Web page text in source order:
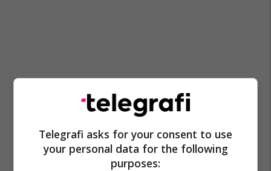
Telegrafi asks for your consent to use
your personal data for the following
purposes: